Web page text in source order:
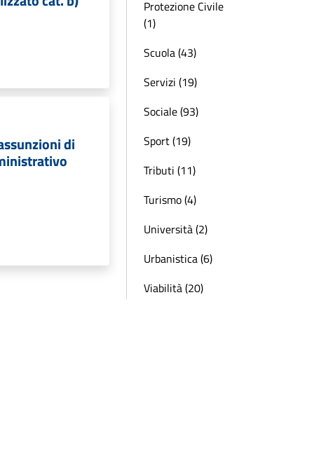
di
Protezione Civile
(1)
Scuola (43)
Servizi (19)
Sociale (93)
Sport (19)
Tributi (11)
Turismo (4)
Università (2)
Urbanistica (6)
Viabilità (20)